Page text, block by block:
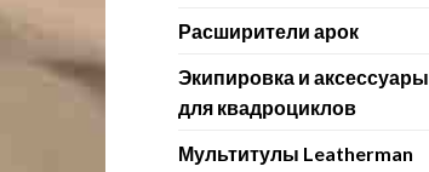
Расширители арок
Экипировка и аксессуары
для квадроциклов
Мультитулы Leatherman